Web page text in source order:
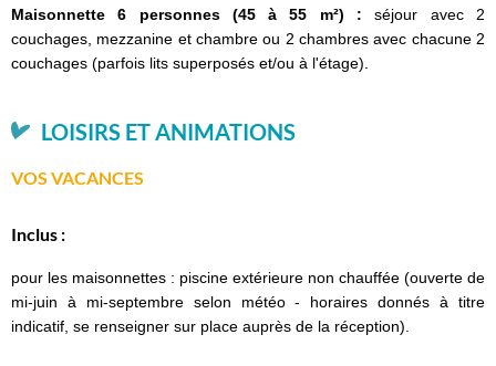
Maisonnette 6 personnes (45 à 55 m²) : séjour avec 2
couchages, mezzanine et chambre ou 2 chambres avec chacune 2
couchages (parfois lits superposés et/ou à l'étage).
LOISIRS ET ANIMATIONS
VOS VACANCES
Inclus :
pour les maisonnettes : piscine extérieure non chauffée (ouverte de
mi-juin à mi-septembre selon météo - horaires donnés à titre
indicatif, se renseigner sur place auprès de la réception).